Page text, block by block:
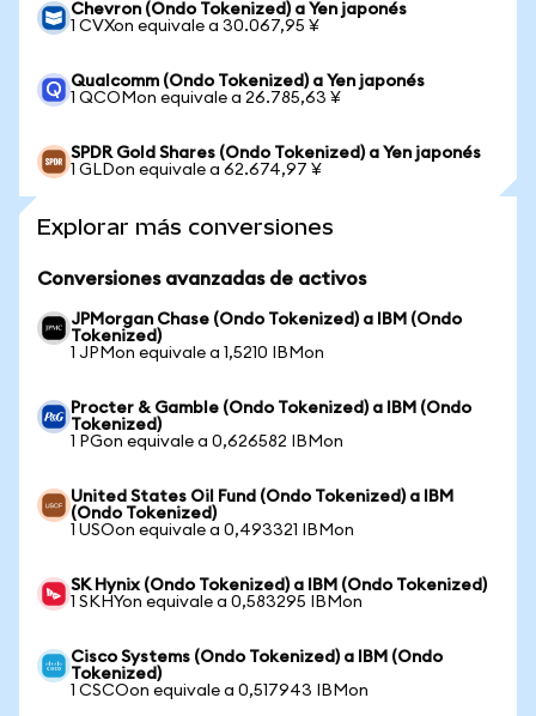
Chevron (Ondo Tokenized) a Yen japonés
1 CVXon equivale a 30.067,95 ¥
Qualcomm (Ondo Tokenized) a Yen japonés
1 QCOMon equivale a 26.785,63 ¥
SPDR Gold Shares (Ondo Tokenized) a Yen japonés
1 GLDon equivale a 62.674,97 ¥
Explorar más conversiones
Conversiones avanzadas de activos
JPMorgan Chase (Ondo Tokenized) a IBM (Ondo
Tokenized)
1 JPMon equivale a 1,5210 IBMon
Procter & Gamble (Ondo Tokenized) a IBM (Ondo
Tokenized)
1 PGon equivale a 0,626582 IBMon
United States Oil Fund (Ondo Tokenized) a IBM
(Ondo Tokenized)
1 USOon equivale a 0,493321 IBMon
SK Hynix (Ondo Tokenized) a IBM (Ondo Tokenized)
1 SKHYon equivale a 0,583295 IBMon
Cisco Systems (Ondo Tokenized) a IBM (Ondo
Tokenized)
1 CSCOon equivale a 0,517943 IBMon